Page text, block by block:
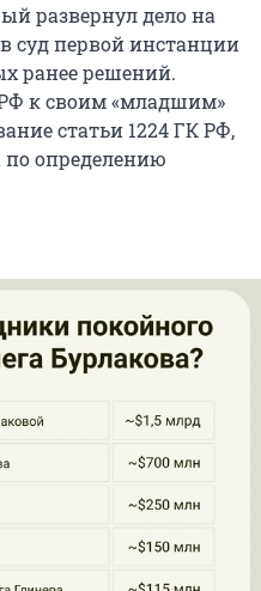
развернул дело на
суд первой инстанции
ранее решений.
к своим «младшим»
статьи 1224 ГК РФ,
по определению